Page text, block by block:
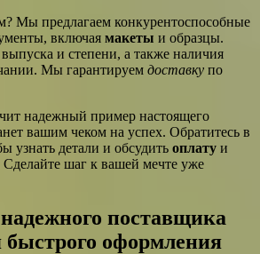
Мы предлагаем конкурентоспособные
включая макеты и образцы.
и степени, а также наличия
Мы гарантируем доставку по
надежный пример настоящего
вашим чеком на успех. Обратитесь в
узнать детали и обсудить оплату и
шаг к вашей мечте уже
поставщика
быстрого оформления